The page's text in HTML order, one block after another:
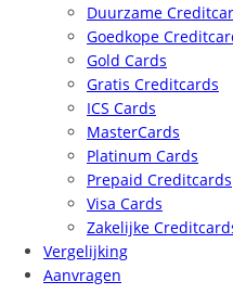
Duurzame
Goedkope
Gold Cards
Gratis Creditcards
ICS Cards
MasterCards
Platinum Cards
Prepaid Creditcards
Visa Cards
Zakelijke
Vergelijking
Aanvragen